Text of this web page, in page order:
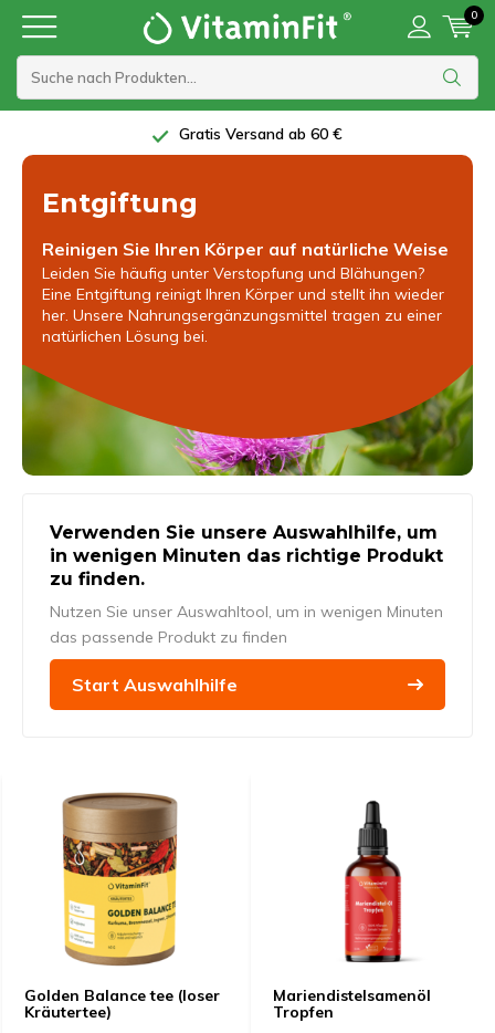
0
Gratis Versand ab 60 €
Entgiftung
Reinigen Sie Ihren Körper auf natürliche Weise
Leiden Sie häufig unter Verstopfung und Blähungen?
Eine Entgiftung reinigt Ihren Körper und stellt ihn wieder
her. Unsere Nahrungsergänzungsmittel tragen zu einer
natürlichen Lösung bei.
Verwenden Sie unsere Auswahlhilfe, um
in wenigen Minuten das richtige Produkt
zu finden.
Nutzen Sie unser Auswahltool, um in wenigen Minuten
das passende Produkt zu finden
Start Auswahlhilfe
Golden Balance tee (loser
Kräutertee)
Mariendistelsamenöl
Tropfen